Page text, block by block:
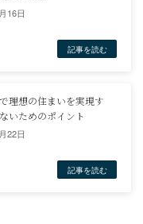
のサポート、将来設計の
高さ、生活スタイルの違
ットとデメリットを十分
れのニーズや価値観を尊重
す。
画を立てましょう。
生活を送ってください。
16日
22日